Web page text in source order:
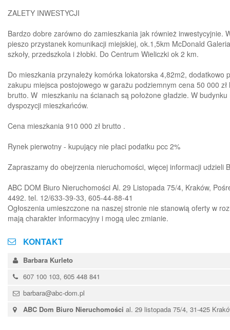
ZALETY INWESTYCJI
Bardzo dobre zarówno do zamieszkania jak również inwestycyjnie.
pieszo przystanek komunikacji miejskiej, ok.1,5km McDonald
szkoły, przedszkola i żłobki. Do Centrum Wieliczki ok 2 km.
Do mieszkania przynależy komórka lokatorska 4,82m2, dodatkowo
zakupu miejsca postojowego w garażu podziemnym cena 50 000
brutto. W mieszkaniu na ścianach są położone gładzie. W
dyspozycji mieszkańców.
Cena mieszkania 910 000 zł brutto .
Rynek pierwotny - kupujący nie płaci podatku pcc 2%
Zapraszamy do obejrzenia nieruchomości, więcej informacji udzieli
ABC DOM Biuro Nieruchomości Al. 29 Listopada 75/4, Kraków,
4492. tel. 12/633-39-33, 605-44-88-41
Ogłoszenia umieszczone na naszej stronie nie stanowią oferty w
mają charakter informacyjny i mogą ulec zmianie.
KONTAKT
Barbara Kurleto
607 100 103, 605 448 841
barbara@abc-dom.pl
ABC Dom Biuro Nieruchomości al. 29 listopada 75/4, 31-425